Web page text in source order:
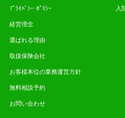
ﾌﾟﾗｲﾊﾞｼｰ･ﾎﾟﾘｼｰ
経営理念
選ばれる理由
取扱保険会社
お客様本位の業務運営方針
無料相談予約
お問い合わせ
入